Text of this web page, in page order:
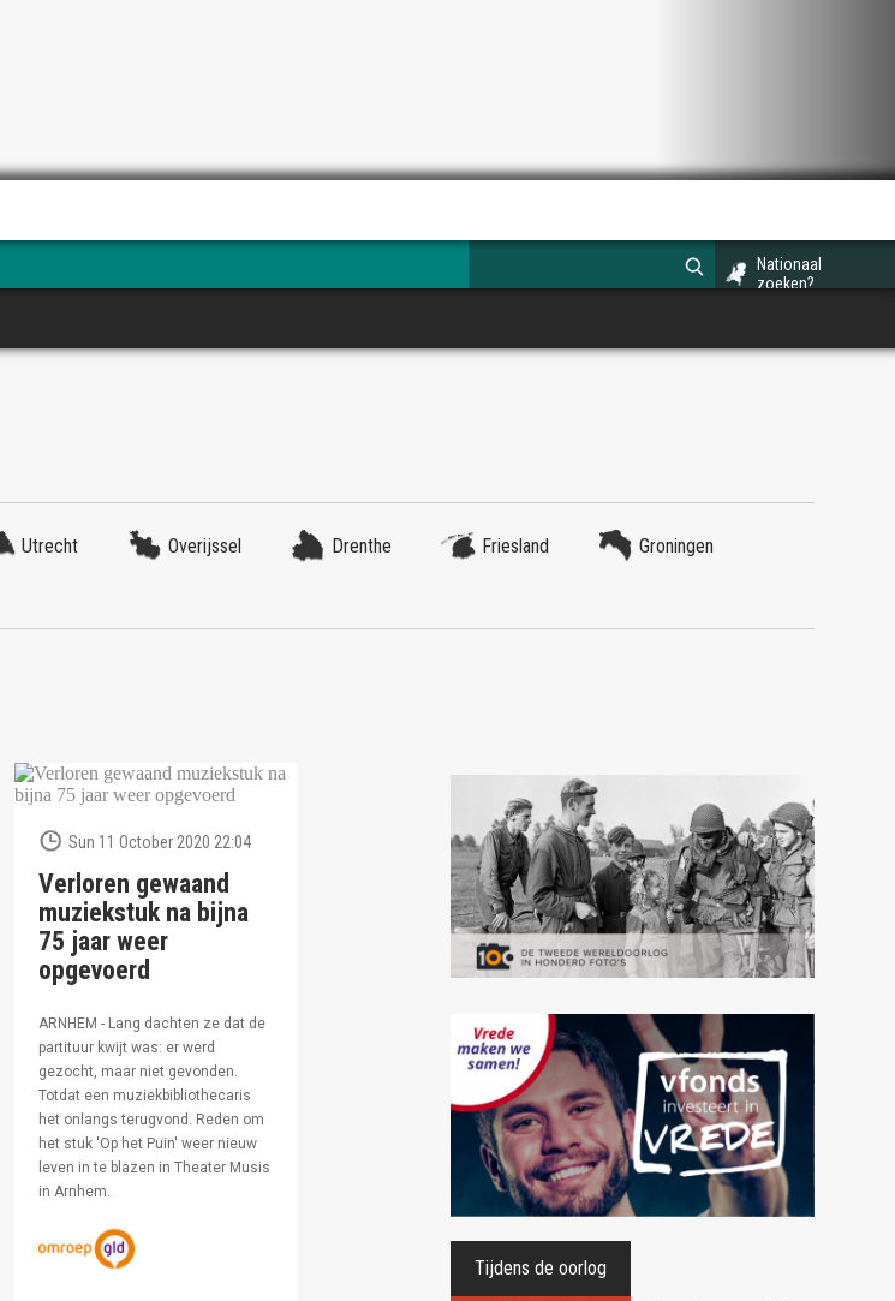
Nationaal
zoeken?
Utrecht Overijssel Drenthe Friesland
Groningen
Sun 11 October 2020 22:04
Verloren gewaand
muziekstuk na bijna
75 jaar weer
opgevoerd
ARNHEM - Lang dachten ze dat de
partituur kwijt was: er werd
gezocht, maar niet gevonden.
Totdat een muziekbibliothecaris
het onlangs terugvond. Reden om
het stuk 'Op het Puin' weer nieuw
leven in te blazen in Theater Musis
in Arnhem.
Tijdens de oorlog